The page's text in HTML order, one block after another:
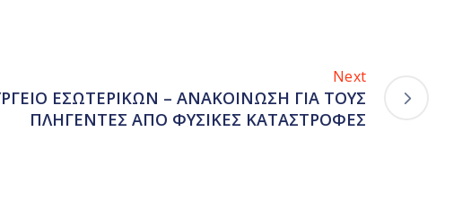
Next
ΕΣΩΤΕΡΙΚΩΝ – ΑΝΑΚΟΙΝΩΣΗ ΓΙΑ ΤΟΥΣ
ΠΛΗΓΕΝΤΕΣ ΑΠΟ ΦΥΣΙΚΕΣ ΚΑΤΑΣΤΡΟΦΕΣ